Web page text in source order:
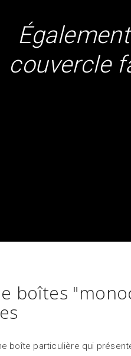
couvercle
boîtes
boîte particulière qui